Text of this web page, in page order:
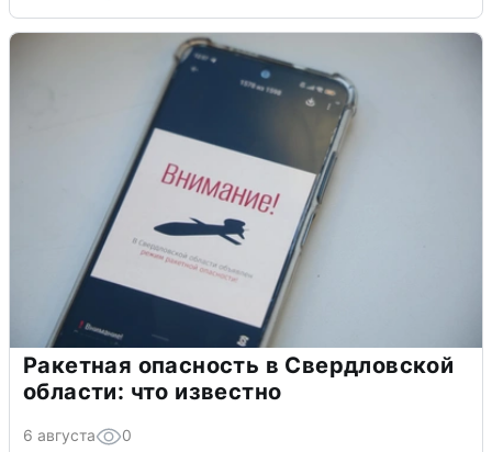
Ракетная опасность в Свердловской
области: что известно
6 августа 0